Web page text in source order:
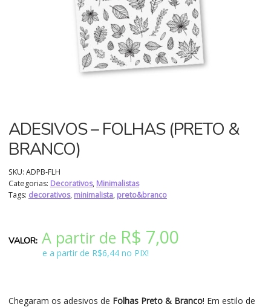
ADESIVOS – FOLHAS (PRETO &
BRANCO)
Chegaram os adesivos de Folhas Preto & Branco! Em estilo de
SKU: ADPB-FLH
Categorias: Decorativos, Minimalistas
Tags: decorativos, minimalista, preto&branco
A partir de R$ 7,00
e a partir de R$6,44 no PIX!